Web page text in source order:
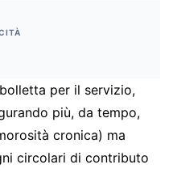
per il servizio,
più, da tempo,
cronica) ma
circolari di contributo